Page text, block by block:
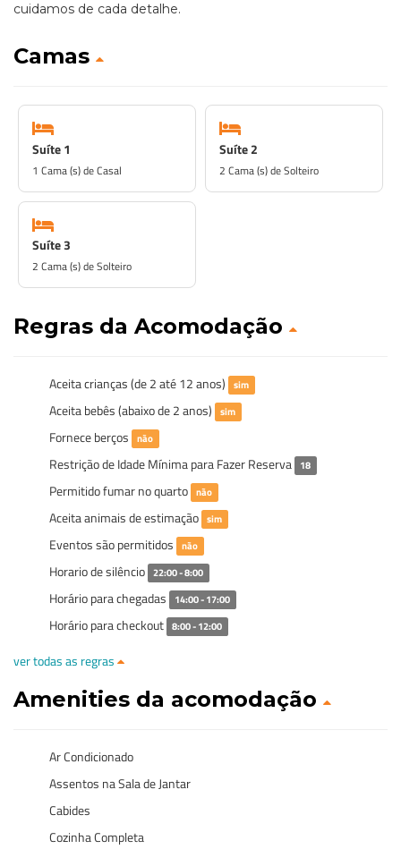
cuidamos de cada detalhe.
Camas
Suíte 1
1 Cama (s) de Casal
Suíte 2
2 Cama (s) de Solteiro
Suíte 3
2 Cama (s) de Solteiro
Regras da Acomodação
Aceita crianças (de 2 até 12 anos) sim
Aceita bebês (abaixo de 2 anos) sim
Fornece berços não
Restrição de Idade Mínima para Fazer Reserva 18
Permitido fumar no quarto não
Aceita animais de estimação sim
Eventos são permitidos não
Horario de silêncio 22:00 - 8:00
Horário para chegadas 14:00 - 17:00
Horário para checkout 8:00 - 12:00
ver todas as regras
Amenities da acomodação
Ar Condicionado
Assentos na Sala de Jantar
Cabides
Cozinha Completa